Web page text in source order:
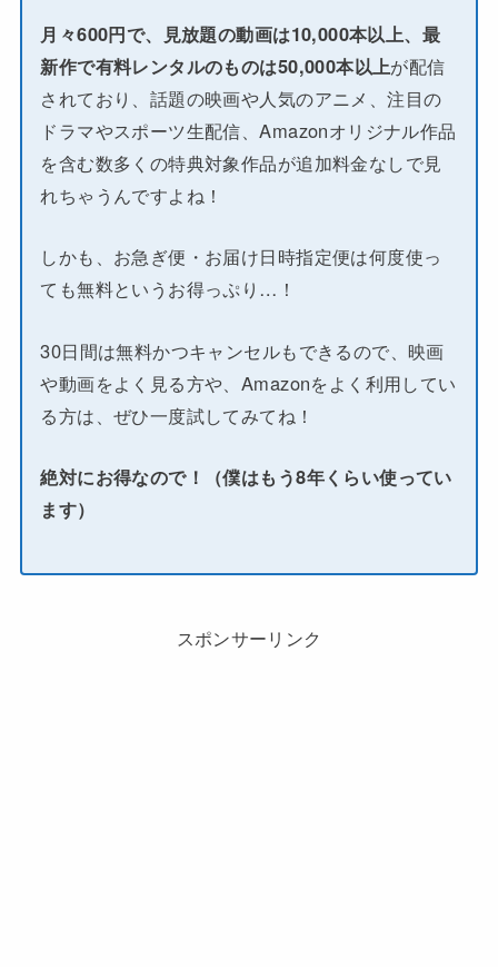
月々600円で、見放題の動画は10,000本以上、最
新作で有料レンタルのものは50,000本以上が配信
されており、話題の映画や人気のアニメ、注目の
ドラマやスポーツ生配信、Amazonオリジナル作品
を含む数多くの特典対象作品が追加料金なしで見
れちゃうんですよね！
しかも、お急ぎ便・お届け日時指定便は何度使っ
ても無料というお得っぷり…！
30日間は無料かつキャンセルもできるので、映画
や動画をよく見る方や、Amazonをよく利用してい
る方は、ぜひ一度試してみてね！
絶対にお得なので！（僕はもう8年くらい使ってい
ます）
スポンサーリンク